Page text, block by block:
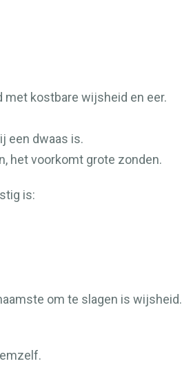
kostbare wijsheid en eer.
een dwaas is.
het voorkomt grote zonden.
is:
om te slagen is wijsheid.